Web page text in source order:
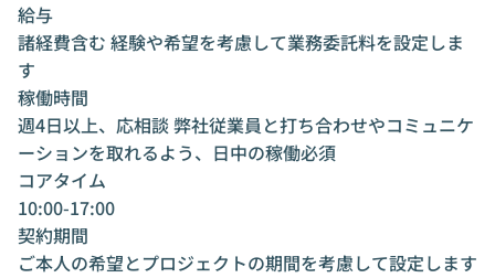
給与
諸経費含む 経験や希望を考慮して業務委託料を設定しま
す
稼働時間
週4日以上、応相談 弊社従業員と打ち合わせやコミュニケ
ーションを取れるよう、日中の稼働必須
コアタイム
10:00-17:00
契約期間
ご本人の希望とプロジェクトの期間を考慮して設定します